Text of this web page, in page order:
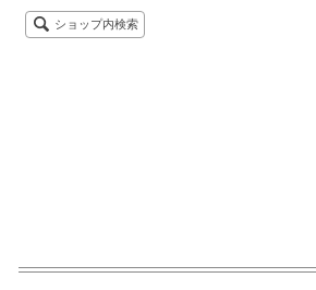
ショップ内検索